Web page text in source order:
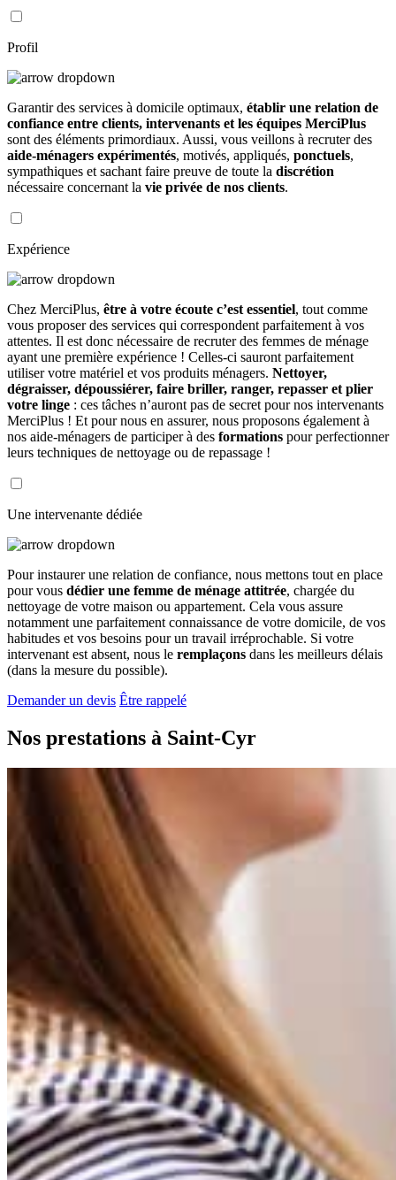
Profil
Garantir des services à domicile optimaux, établir une relation de
confiance entre clients, intervenants et les équipes MerciPlus
sont des éléments primordiaux. Aussi, vous veillons à recruter des
aide-ménagers expérimentés, motivés, appliqués, ponctuels,
sympathiques et sachant faire preuve de toute la discrétion
nécessaire concernant la vie privée de nos clients.
Expérience
Chez MerciPlus, être à votre écoute c’est essentiel, tout comme
vous proposer des services qui correspondent parfaitement à vos
attentes. Il est donc nécessaire de recruter des femmes de ménage
ayant une première expérience ! Celles-ci sauront parfaitement
utiliser votre matériel et vos produits ménagers. Nettoyer,
dégraisser, dépoussiérer, faire briller, ranger, repasser et plier
votre linge : ces tâches n’auront pas de secret pour nos intervenants
MerciPlus ! Et pour nous en assurer, nous proposons également à
nos aide-ménagers de participer à des formations pour perfectionner
leurs techniques de nettoyage ou de repassage !
Une intervenante dédiée
Pour instaurer une relation de confiance, nous mettons tout en place
pour vous dédier une femme de ménage attitrée, chargée du
nettoyage de votre maison ou appartement. Cela vous assure
notamment une parfaitement connaissance de votre domicile, de vos
habitudes et vos besoins pour un travail irréprochable. Si votre
intervenant est absent, nous le remplaçons dans les meilleurs délais
(dans la mesure du possible).
Demander un devis Être rappelé
Nos prestations à Saint-Cyr